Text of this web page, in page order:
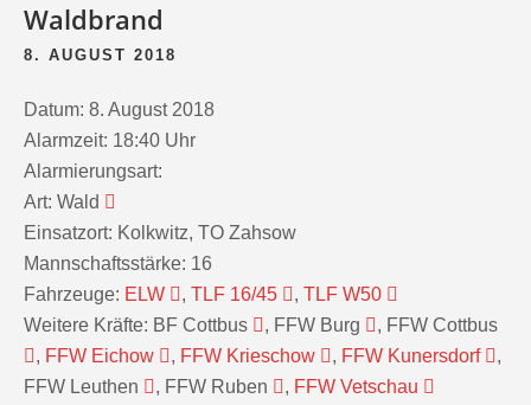
Waldbrand
8. AUGUST 2018
Datum: 8. August 2018
Alarmzeit: 18:40 Uhr
Alarmierungsart:
Art: Wald
Einsatzort: Kolkwitz, TO Zahsow
Mannschaftsstärke: 16
Fahrzeuge: ELW , TLF 16/45 , TLF W50
Weitere Kräfte: BF Cottbus , FFW Burg
, FFW Cottbus
, FFW Eichow , FFW Krieschow , FFW Kunersdorf
,
FFW Leuthen
, FFW Ruben , FFW Vetschau